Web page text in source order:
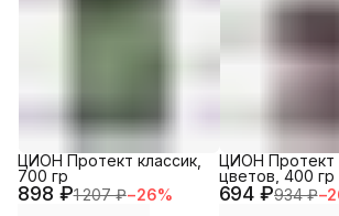
898 ₽1 207 ₽−26%
ЦИОН Протект классик,
700 гр
694 ₽934 ₽−
ЦИОН Протект
цветов, 400 гр